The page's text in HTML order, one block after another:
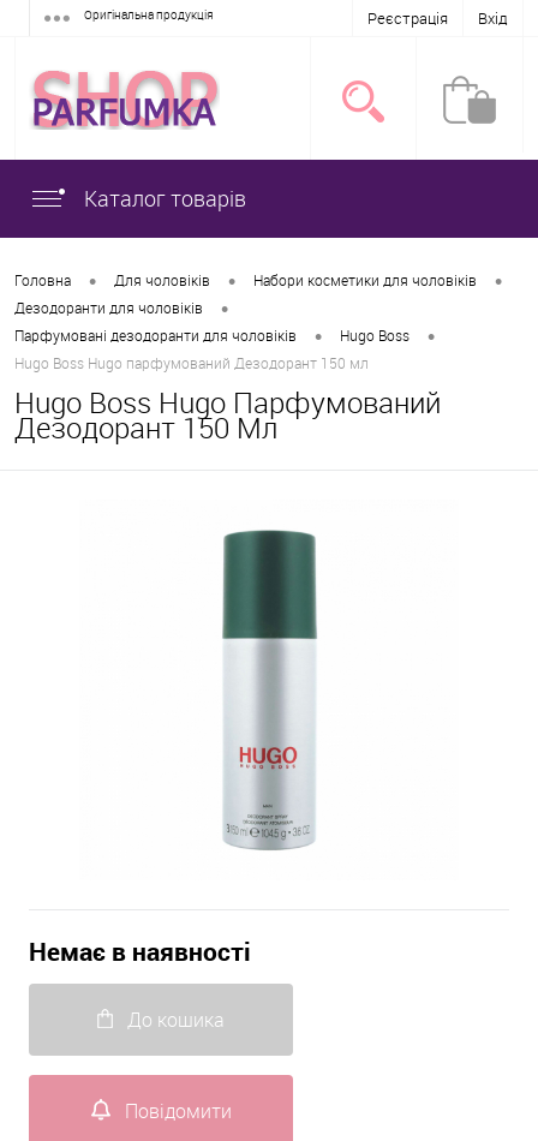
Оригінальна продукція Реєстрація Вхід
Каталог товарів
Головна • Для чоловіків • Набори косметики для чоловіків •
Дезодоранти для чоловіків •
Парфумовані дезодоранти для чоловіків • Hugo Boss •
Hugo Boss Hugo парфумований Дезодорант 150 мл
Hugo Boss Hugo Парфумований
Дезодорант 150 Мл
Немає в наявності
До кошика
Повідомити